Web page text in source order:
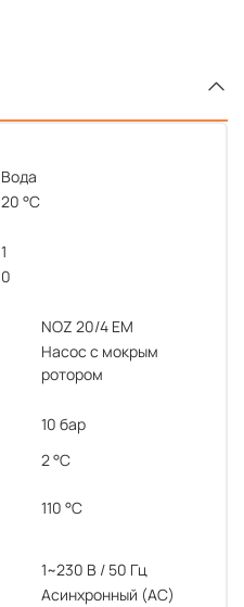
Вода
20 °C
1
0
NOZ 20/4 EM
Насос с мокрым
ротором
10 бар
2 °C
110 °C
1~230 В / 50 Гц
Асинхронный (AC)